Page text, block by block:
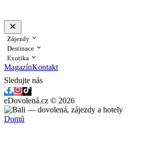
Zájezdy
Destinace
Exotika
MagazínKontakt
Sledujte nás
eDovolená.cz © 2026
Domů